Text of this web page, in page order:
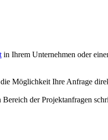
in Ihrem Unternehmen oder
Möglichkeit Ihre Anfrage
der Projektanfragen